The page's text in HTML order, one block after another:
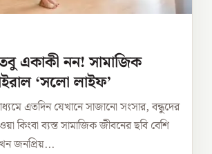
একাকী নন! সামাজিক
‘সলো লাইফ’
এতদিন যেখানে সাজানো সংসার, বন্ধুদের
কিংবা ব্যস্ত সামাজিক জীবনের ছবি বেশি
জনপ্রিয়...